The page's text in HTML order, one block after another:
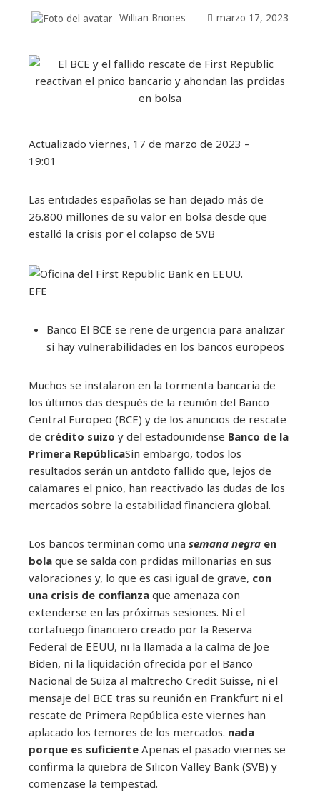
Willian Briones marzo 17, 2023
Actualizado viernes, 17 de marzo de 2023 –
19:01
Las entidades españolas se han dejado más de
26.800 millones de su valor en bolsa desde que
estalló la crisis por el colapso de SVB
EFE
Banco El BCE se rene de urgencia para analizar
si hay vulnerabilidades en los bancos europeos
Muchos se instalaron en la tormenta bancaria de
los últimos das después de la reunión del Banco
Central Europeo (BCE) y de los anuncios de rescate
de crédito suizo y del estadounidense Banco de la
Primera RepúblicaSin embargo, todos los
resultados serán un antdoto fallido que, lejos de
calamares el pnico, han reactivado las dudas de los
mercados sobre la estabilidad financiera global.
Los bancos terminan como una semana negra en
bola que se salda con prdidas millonarias en sus
valoraciones y, lo que es casi igual de grave, con
una crisis de confianza que amenaza con
extenderse en las próximas sesiones. Ni el
cortafuego financiero creado por la Reserva
Federal de EEUU, ni la llamada a la calma de Joe
Biden, ni la liquidación ofrecida por el Banco
Nacional de Suiza al maltrecho Credit Suisse, ni el
mensaje del BCE tras su reunión en Frankfurt ni el
rescate de Primera República este viernes han
aplacado los temores de los mercados. nada
porque es suficiente Apenas el pasado viernes se
confirma la quiebra de Silicon Valley Bank (SVB) y
comenzase la tempestad.